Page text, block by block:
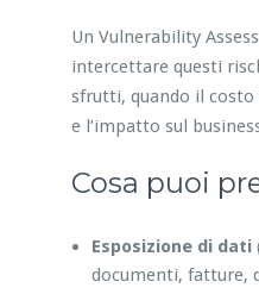
Un Vulnerability
intercettare questi
sfrutti, quando il
e l’impatto sul
Cosa puoi
Esposizione di dati
documenti, fatture,